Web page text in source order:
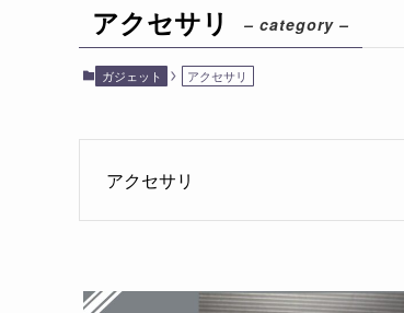
アクセサリ – category –
ガジェット アクセサリ
アクセサリ